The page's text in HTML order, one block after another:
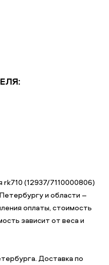
(12937/7110000806)
и области –
оплаты, стоимость
зависит от веса и
Доставка по